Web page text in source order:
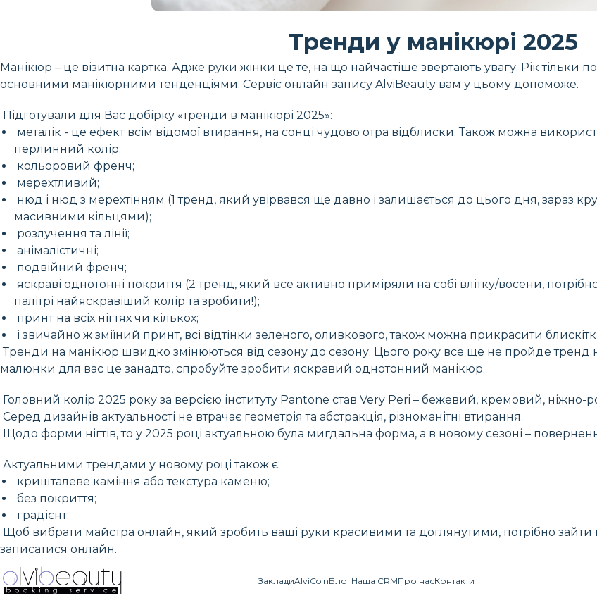
Тренди у манікюрі 2025
Манікюр – це візитна картка. Адже руки жінки це те, на що найчастіше звертають увагу. Рік тільки
основними манікюрними тенденціями. Сервіс онлайн запису AlviBeauty вам у цьому допоможе.
Підготували для Вас добірку «тренди в манікюрі 2025»:
металік - це ефект всім відомої втирання, на сонці чудово отра відблиски. Також можна
перлинний колір;
кольоровий френч;
мерехтливий;
нюд і нюд з мерехтінням (1 тренд, який увірвався ще давно і залишається до цього дня, зараз
масивними кільцями);
розлучення та лінії;
анімалістичні;
подвійний френч;
яскраві однотонні покриття (2 тренд, який все активно приміряли на собі влітку/восени,
палітрі найяскравіший колір та зробити!);
принт на всіх нігтях чи кількох;
і звичайно ж зміїний принт, всі відтінки зеленого, оливкового, також можна прикрасити
Тренди на манікюр швидко змінюються від сезону до сезону. Цього року все ще не пройде тренд
малюнки для вас це занадто, спробуйте зробити яскравий однотонний манікюр.
Головний колір 2025 року за версією інституту Pantone став Very Peri – бежевий, кремовий,
Серед дизайнів актуальності не втрачає геометрія та абстракція, різноманітні втирання.
Щодо форми нігтів, то у 2025 році актуальною була мигдальна форма, а в новому сезоні –
Актуальними трендами у новому році також є:
кришталеве каміння або текстура каменю;
без покриття;
градієнт;
Щоб вибрати майстра онлайн, який зробить ваші руки красивими та доглянутими, потрібно зайти
записатися онлайн.
ЗакладиAlviCoinБлогНаша CRMПро насКонтакти